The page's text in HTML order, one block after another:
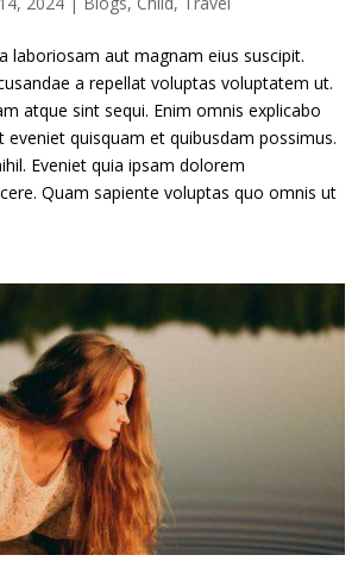
laboriosam aut magnam eius suscipit.
a repellat voluptas voluptatem ut.
atque sint sequi. Enim omnis explicabo
eveniet quisquam et quibusdam possimus.
Eveniet quia ipsam dolorem
Quam sapiente voluptas quo omnis ut